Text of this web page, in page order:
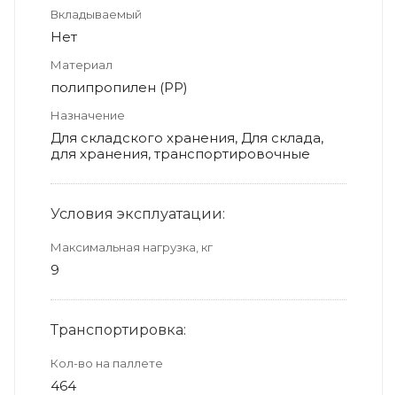
Вкладываемый
Нет
Материал
полипропилен (PP)
Назначение
Для складского хранения, Для склада,
для хранения, транспортировочные
Условия эксплуатации:
Максимальная нагрузка, кг
9
Транспортировка:
Кол-во на паллете
464